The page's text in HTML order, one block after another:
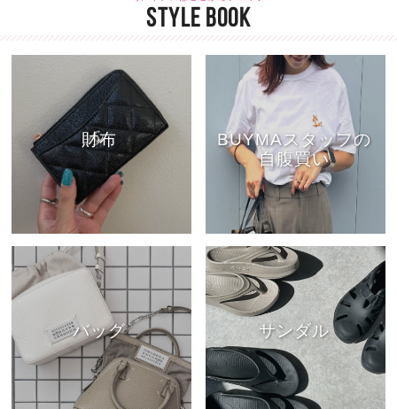
STYLE BOOK
財布
BUYMAスタッフの
自腹買い
バッグ サンダル